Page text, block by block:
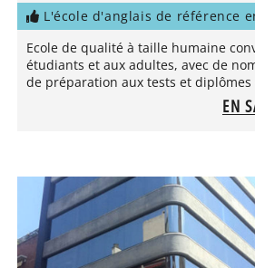
L'école d'anglais de référence
Ecole de qualité à taille humaine
étudiants et aux adultes, avec de
de préparation aux tests et diplômes
EN